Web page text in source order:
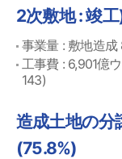
2次敷地 : 竣
事業量 : 敷地造
工事費 : 6,901億
143)
造成土地の分
(75.8%)